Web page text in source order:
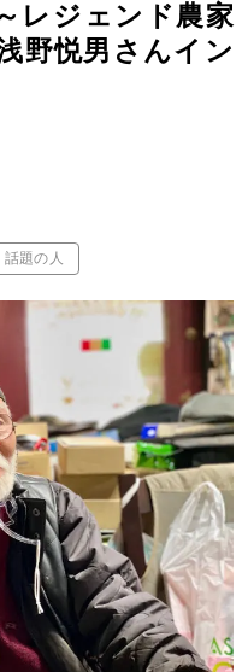
レジェンド農家
野悦男さんイン
話題の人